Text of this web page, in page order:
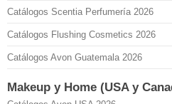
Catálogos Scentia Perfumería 2026
Catálogos Flushing Cosmetics 2026
Catálogos Avon Guatemala 2026
Makeup y Home (USA y